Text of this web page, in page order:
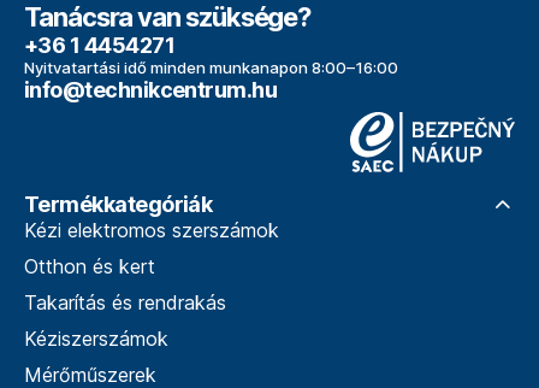
Tanácsra van szüksége?
+36 1 4454271
Nyitvatartási idő minden munkanapon 8:00–16:00
info@technikcentrum.hu
Termékkategóriák
Kézi elektromos szerszámok
Otthon és kert
Takarítás és rendrakás
Kéziszerszámok
Mérőműszerek